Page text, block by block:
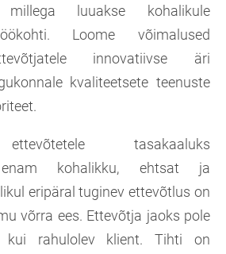
millega luuakse kohalikule
Loome võimalused
innovatiivse äri
kvaliteetsete teenuste
tasakaaluks
enam kohalikku, ehtsat ja
eripäral tuginev ettevõtlus on
võrra ees. Ettevõtja jaoks pole
kui rahulolev klient. Tihti on